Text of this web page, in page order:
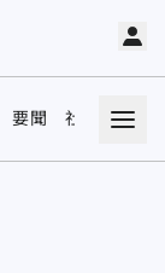
要聞 社會 娛樂